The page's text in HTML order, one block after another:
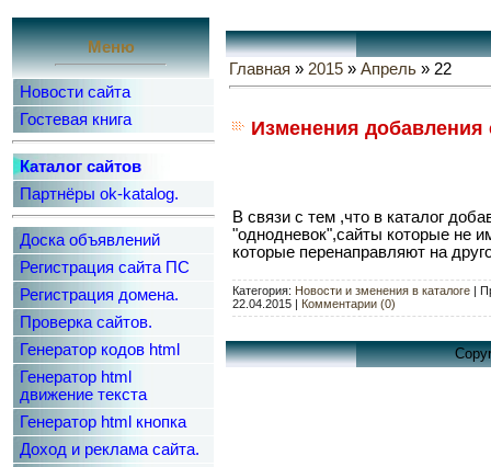
Меню
Новости сайта
Гостевая книга
Каталог сайтов
Партнёры ok-katalog.
Доска объявлений
Регистрация сайта ПС
Регистрация домена.
Проверка сайтов.
Генератор кодов html
Генератор html
движение текста
Генератор html кнопка
Доход и реклама сайта.
Главная » 2015 » Апрель » 22
Изменения добавления
В связи с тем ,что в каталог
"однодневок",сайты которые не
которые перенаправляют на
Категория: Новости и зменения в каталоге |
22.04.2015 | Комментарии (0)